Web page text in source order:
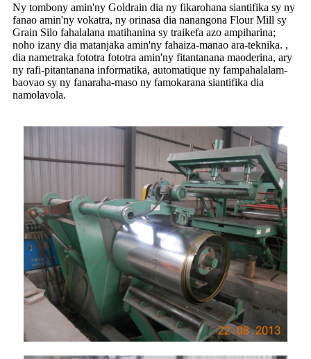
Ny tombony amin'ny Goldrain dia ny fikarohana siantifika sy ny
fanao amin'ny vokatra, ny orinasa dia nanangona Flour Mill sy
Grain Silo fahalalana matihanina sy traikefa azo ampiharina;
noho izany dia matanjaka amin'ny fahaiza-manao ara-teknika. ,
dia nametraka fototra fototra amin'ny fitantanana maoderina, ary
ny rafi-pitantanana informatika, automatique ny fampahalalam-
baovao sy ny fanaraha-maso ny famokarana siantifika dia
namolavola.